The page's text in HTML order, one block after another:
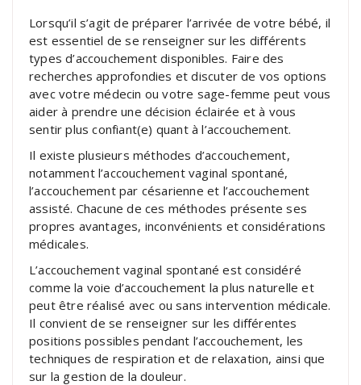
Lorsqu’il s’agit de préparer l’arrivée de votre bébé, il
est essentiel de se renseigner sur les différents
types d’accouchement disponibles. Faire des
recherches approfondies et discuter de vos options
avec votre médecin ou votre sage-femme peut vous
aider à prendre une décision éclairée et à vous
sentir plus confiant(e) quant à l’accouchement.
Il existe plusieurs méthodes d’accouchement,
notamment l’accouchement vaginal spontané,
l’accouchement par césarienne et l’accouchement
assisté. Chacune de ces méthodes présente ses
propres avantages, inconvénients et considérations
médicales.
L’accouchement vaginal spontané est considéré
comme la voie d’accouchement la plus naturelle et
peut être réalisé avec ou sans intervention médicale.
Il convient de se renseigner sur les différentes
positions possibles pendant l’accouchement, les
techniques de respiration et de relaxation, ainsi que
sur la gestion de la douleur.